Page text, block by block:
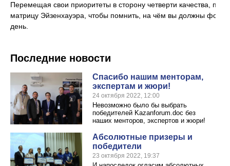
Перемещая свои приоритеты в сторону четверти качества,
матрицу Эйзенхауэра, чтобы помнить, на чём вы должны
день.
Последние новости
Спасибо нашим менторам,
экспертам и жюри!
24 октября 2022, 12:00
Невозможно было бы выбрать
победителей Kazanforum.doc без
наших менторов, экспертов и жюри!
Абсолютные призеры и
победители
23 октября 2022, 19:37